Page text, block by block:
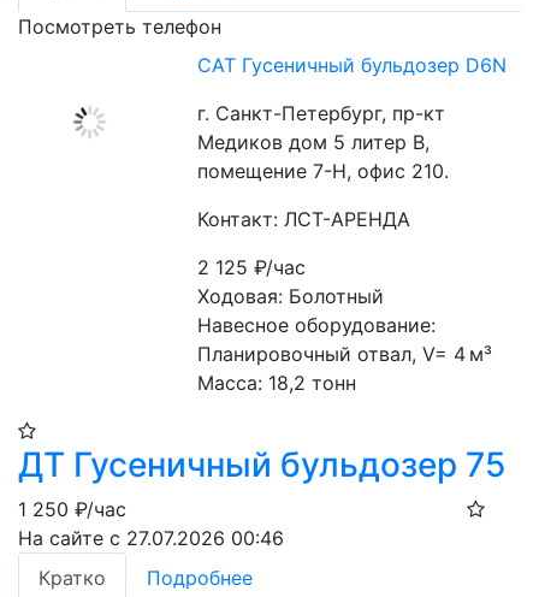
Посмотреть телефон
CAT Гусеничный бульдозер D6N
г. Санкт-Петербург, пр-кт
Медиков дом 5 литер В,
помещение 7-Н, офис 210.
Контакт: ЛСТ-АРЕНДА
2 125₽/час
Ходовая: Болотный
Навесное оборудование:
Планировочный отвал, V= 4 м³
Масса: 18,2 тонн
ДТ Гусеничный бульдозер 75
1 250 ₽/час
На сайте с 27.07.2026 00:46
Кратко
Подробнее